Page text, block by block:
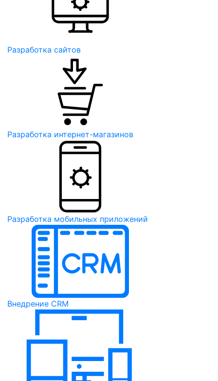
Разработка сайтов
Разработка интернет-магазинов
Разработка мобильных приложений
Внедрение CRM